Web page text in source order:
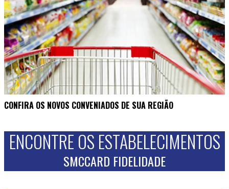
CONFIRA OS NOVOS CONVENIADOS DE SUA REGIÃO
ENCONTRE OS ESTABELECIMENTOS
SMCCARD FIDELIDADE